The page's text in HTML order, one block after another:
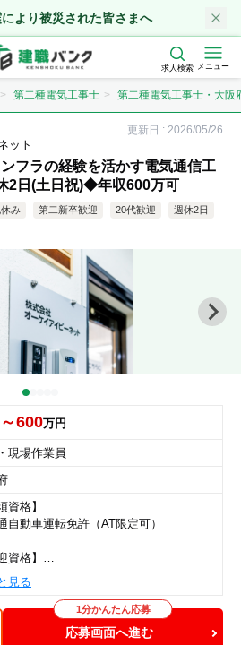
より被災された皆さまへ
求人検索 メニュー
第二種電気工事士 第二種電気工事士・大阪
更新日 : 2026/05/26
ット
フラの経験を活かす電気通信工
日(土日祝)◆年収600万可
み 第二新卒歓迎 20代歓迎 週休2日
600万円
現場作業員
資格】
自動車運転免許（AT限定可）
資格】
種電気工事士
経験】
及び電気の配線工事
見る
応募画面へ進む
1分かんたん応募